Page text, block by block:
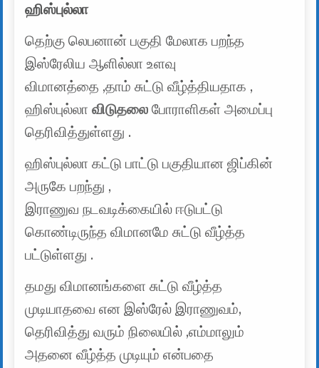
ஹிஸ்புல்லா
தெற்கு லெபனான் பகுதி மேலாக பறந்த
இஸ்ரேலிய ஆளில்லா உளவு
விமானத்தை ,தாம் சுட்டு வீழ்த்தியதாக ,
ஹிஸ்புல்லாவிடுதலை போராளிகள் அமைப்பு
தெரிவித்துள்ளது .
ஹிஸ்புல்லா கட்டு பாட்டு பகுதியான ஜிப்கின்
அருகே பறந்து ,
இராணுவ நடவடிக்கையில் ஈடுபட்டு
கொண்டிருந்த விமானமே சுட்டு வீழ்த்த
பட்டுள்ளது .
தமது விமானங்களை சுட்டு வீழ்த்த
முடியாதவை என இஸ்ரேல் இராணுவம்,
தெரிவித்து வரும் நிலையில் ,எம்மாலும்
அதனை வீழ்த்த முடியும் என்பதை